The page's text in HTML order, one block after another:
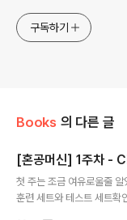
구독하기
Books 의 다른 글
[혼공머신] 1주차 -
첫 주는 조금 여유로울줄
훈련 세트와 테스트 세트확